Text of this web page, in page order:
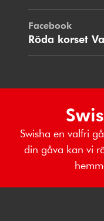
Facebook
Röda korset
Swisha en valfri
din gåva kan vi